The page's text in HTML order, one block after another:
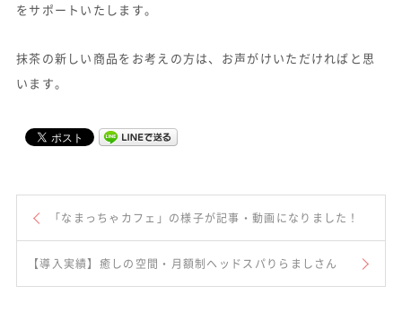
をサポートいたします。
抹茶の新しい商品をお考えの方は、お声がけいただければと思
います。
「なまっちゃカフェ」の様子が記事・動画になりました！
【導入実績】癒しの空間・月額制ヘッドスパりらましさん